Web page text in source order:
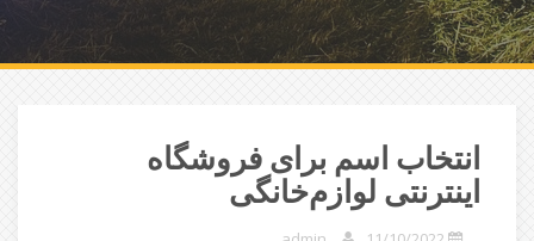
انتخاب اسم برای فروشگاه
اینترنتی لوازم‌خانگی